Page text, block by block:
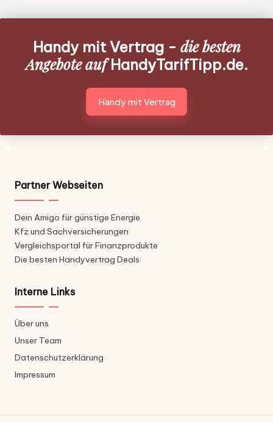
Handy mit Vertrag - die besten
Angebote aufHandyTarifTipp.de.
Handy mit Vertrag
Partner Webseiten
Dein Amigo für günstige Energie
Kfz und Sachversicherungen
Vergleichsportal für Finanzprodukte
Die besten Handyvertrag Deals
Interne Links
Über uns
Unser Team
Datenschutzerklärung
Impressum